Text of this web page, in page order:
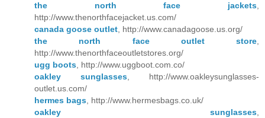
the north face jackets,
http://www.thenorthfacejacket.us.com/
canada goose outlet, http://www.canadagoose.us.org/
the north face outlet store,
http://www.thenorthfaceoutletstores.org/
ugg boots, http://www.uggboot.com.co/
oakley sunglasses, http://www.oakleysunglasses-
outlet.us.com/
hermes bags, http://www.hermesbags.co.uk/
oakley sunglasses,